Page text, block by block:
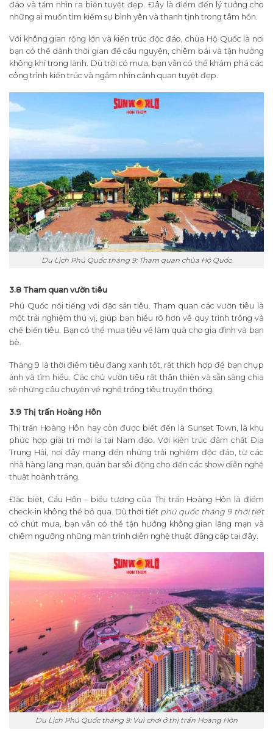
đáo và tầm nhìn ra biển tuyệt đẹp. Đây là điểm đến lý tưởng cho
những ai muốn tìm kiếm sự bình yên và thanh tịnh trong tâm hồn.
Với không gian rộng lớn và kiến trúc độc đáo, chùa Hộ Quốc là nơi
bạn có thể dành thời gian để cầu nguyện, chiêm bái và tận hưởng
không khí trong lành. Dù trời có mưa, bạn vẫn có thể khám phá các
công trình kiến trúc và ngắm nhìn cảnh quan tuyệt đẹp.
Du Lịch Phú Quốc tháng 9: Tham quan chùa Hộ Quốc
3.8 Tham quan vườn tiêu
Phú Quốc nổi tiếng với đặc sản tiêu. Tham quan các vườn tiêu là
một trải nghiệm thú vị, giúp bạn hiểu rõ hơn về quy trình trồng và
chế biến tiêu. Bạn có thể mua tiêu về làm quà cho gia đình và bạn
bè.
Tháng 9 là thời điểm tiêu đang xanh tốt, rất thích hợp để bạn chụp
ảnh và tìm hiểu. Các chủ vườn tiêu rất thân thiện và sẵn sàng chia
sẻ những câu chuyện về nghề trồng tiêu truyền thống.
3.9 Thị trấn Hoàng Hôn
Thị trấn Hoàng Hôn hay còn được biết đến là Sunset Town, là khu
phức hợp giải trí mới lạ tại Nam đảo. Với kiến trúc đậm chất Địa
Trung Hải, nơi đây mang đến những trải nghiệm độc đáo, từ các
nhà hàng lãng mạn, quán bar sôi động cho đến các show diễn nghệ
thuật hoành tráng.
Đặc biệt, Cầu Hôn – biểu tượng của Thị trấn Hoàng Hôn là điểm
check-in không thể bỏ qua. Dù thời tiết phú quốc tháng 9 thời tiết
có chút mưa, bạn vẫn có thể tận hưởng không gian lãng mạn và
chiêm ngưỡng những màn trình diễn nghệ thuật đẳng cấp tại đây.
Du Lịch Phú Quốc tháng 9: Vui chơi ở thị trấn Hoàng Hôn